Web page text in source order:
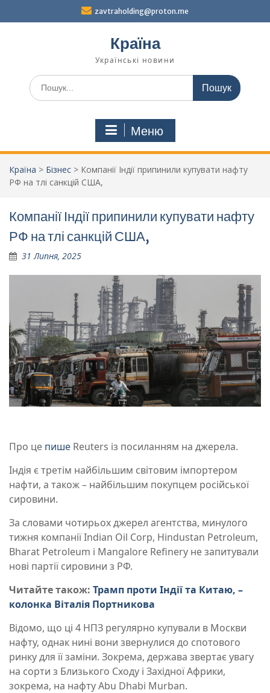
zavtraholding@proton.me
Країна
Українські новини
Шукати:
Меню
Країна > Бізнес > Компанії Індії припинили купувати нафту
РФ на тлі санкцій США,
Компанії Індії припинили купувати нафту
РФ на тлі санкцій США,
31 Липня, 2025
Про це пише Reuters із посиланням на джерела.
Індія є третім найбільшим світовим імпортером
нафти, а також – найбільшим покупцем російської
сировини.
За словами чотирьох джерел агентства, минулого
тижня компанії Indian Oil Corp, Hindustan Petroleum,
Bharat Petroleum і Mangalore Refinery не запитували
нові партії сировини з РФ.
Читайте також: Трамп проти Індії та Китаю, –
колонка Віталія Портникова
Відомо, що ці 4 НПЗ регулярно купували в Москви
нафту, однак нині вони звернулися до спотового
ринку для її заміни. Зокрема, держава звертає увагу
на сорти з Близького Сходу і Західної Африки,
зокрема, на нафту Abu Dhabi Murban.